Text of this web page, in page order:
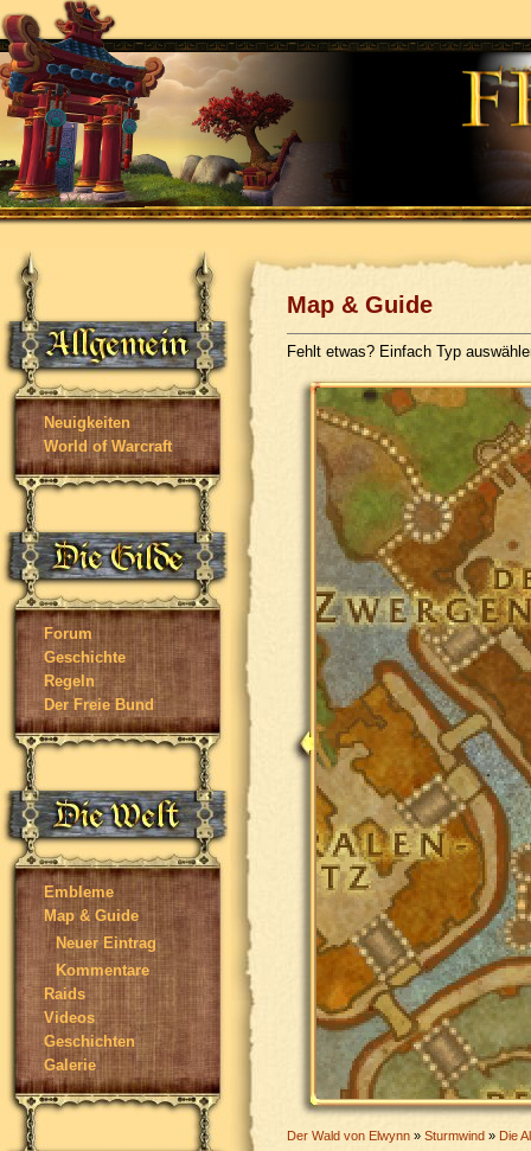
Neuigkeiten
World of Warcraft
Forum
Geschichte
Regeln
Der Freie Bund
Embleme
Map & Guide
Neuer Eintrag
Kommentare
Raids
Videos
Geschichten
Galerie
Map & Guide
Fehlt etwas? Einfach Typ
Der Wald von Elwynn » Sturmwind » Die